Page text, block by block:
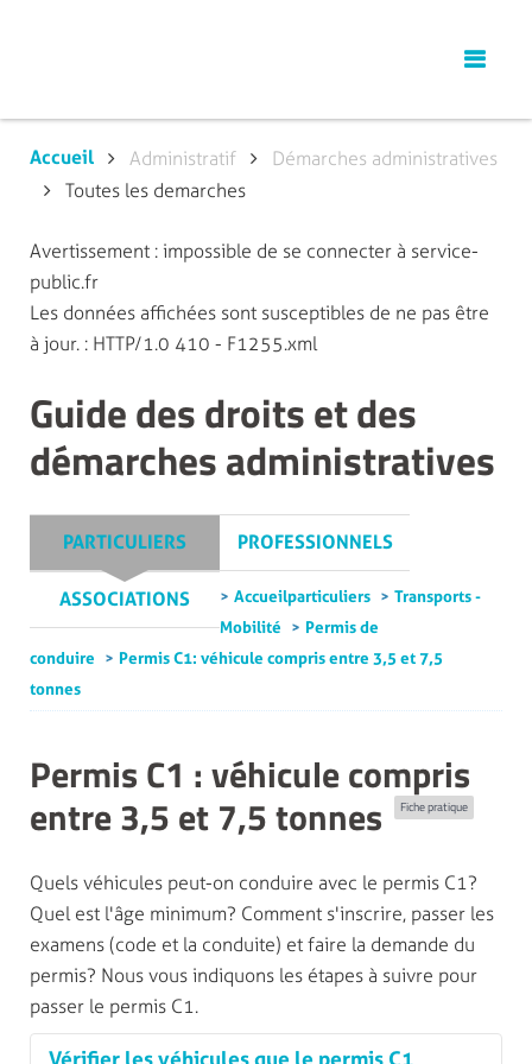
Accueil Administratif
Démarches administratives
Toutes les demarches
Avertissement : impossible de se connecter à service-
public.fr
Les données affichées sont susceptibles de ne pas être
à jour. : HTTP/1.0 410 - F1255.xml
Guide des droits et des
démarches administratives
PARTICULIERS PROFESSIONNELS
ASSOCIATIONS Accueil particuliers
Transports -
Mobilité
Permis de
conduire
Permis C1 : véhicule compris entre 3,5 et 7,5
tonnes
Permis C1 : véhicule compris
entre 3,5 et 7,5 tonnes Fiche pratique
Quels véhicules peut-on conduire avec le permis C1 ?
Quel est l'âge minimum ? Comment s'inscrire, passer les
examens (code et la conduite) et faire la demande du
permis ? Nous vous indiquons les étapes à suivre pour
passer le permis C1.
Vérifier les véhicules que le permis C1